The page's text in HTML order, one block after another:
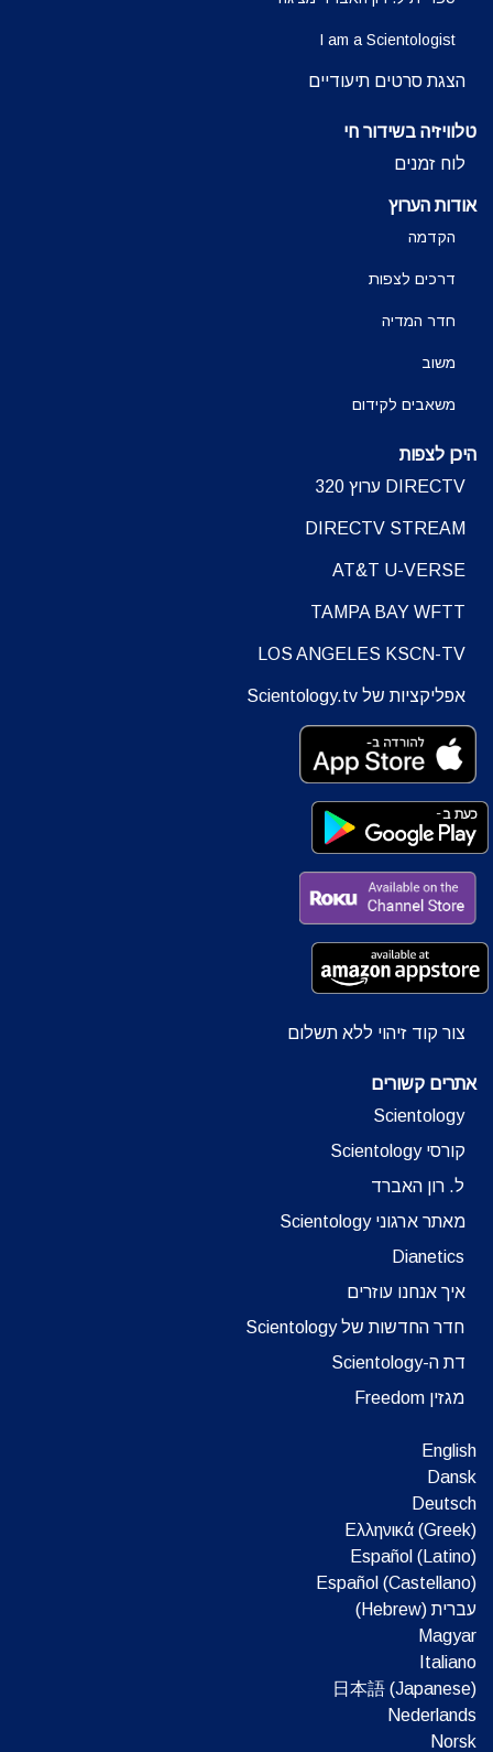
I am a Scientologist
הצגת סרטים תיעודיים
טלוויזיה בשידור חי
לוח זמנים
אודות הערוץ
הקדמה
דרכים לצפות
חדר המדיה
משוב
משאבים לקידום
היכן לצפות
DIRECTV ערוץ 320
DIRECTV STREAM
AT&T U-VERSE
TAMPA BAY WFTT
LOS ANGELES KSCN-TV
אפליקציות של Scientology.tv
צור קוד זיהוי ללא תשלום
אתרים קשורים
Scientology
קורסי Scientology
ל. רון האברד
מאתר ארגוני Scientology
Dianetics
איך אנחנו עוזרים
חדר החדשות של Scientology
דת ה-Scientology
מגזין Freedom
English
Dansk
Deutsch
Ελληνικά (Greek)
Español (Latino)
Español (Castellano)
עברית (Hebrew)‏
Magyar
Italiano
日本語 (Japanese)
Nederlands
Norsk